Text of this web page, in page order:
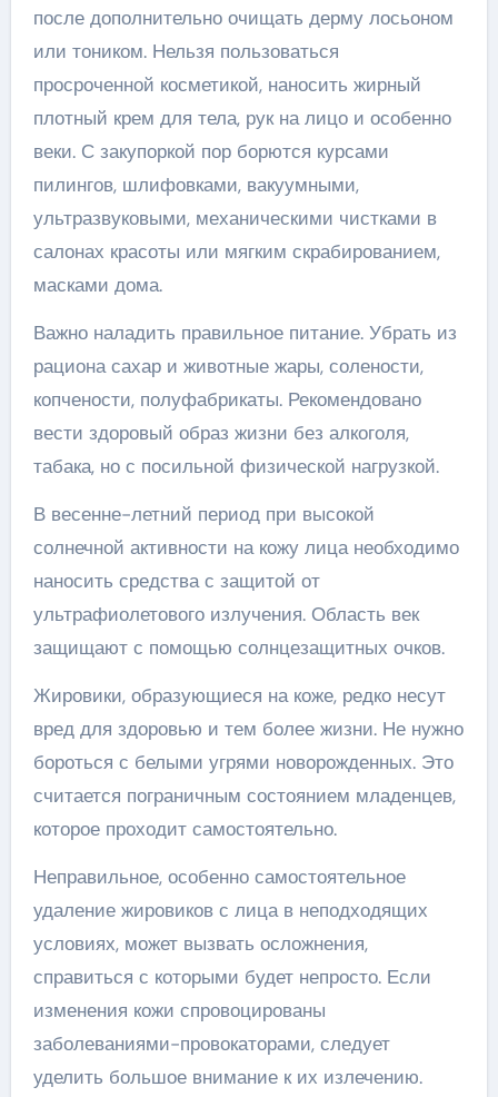
после дополнительно очищать дерму лосьоном
или тоником. Нельзя пользоваться
просроченной косметикой, наносить жирный
плотный крем для тела, рук на лицо и особенно
веки. С закупоркой пор борются курсами
пилингов, шлифовками, вакуумными,
ультразвуковыми, механическими чистками в
салонах красоты или мягким скрабированием,
масками дома.
Важно наладить правильное питание. Убрать из
рациона сахар и животные жары, солености,
копчености, полуфабрикаты. Рекомендовано
вести здоровый образ жизни без алкоголя,
табака, но с посильной физической нагрузкой.
В весенне-летний период при высокой
солнечной активности на кожу лица необходимо
наносить средства с защитой от
ультрафиолетового излучения. Область век
защищают с помощью солнцезащитных очков.
Жировики, образующиеся на коже, редко несут
вред для здоровью и тем более жизни. Не нужно
бороться с белыми угрями новорожденных. Это
считается пограничным состоянием младенцев,
которое проходит самостоятельно.
Неправильное, особенно самостоятельное
удаление жировиков с лица в неподходящих
условиях, может вызвать осложнения,
справиться с которыми будет непросто. Если
изменения кожи спровоцированы
заболеваниями-провокаторами, следует
уделить большое внимание к их излечению.